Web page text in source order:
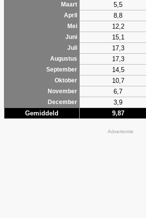
Maart 5,5
April 8,8
Mei 12,2
Juni 15,1
Juli
17,3
Augustus
17,3
September
14,5
Oktober
10,7
November
6,7
December
3,9
Gemiddeld 9,87
Advertentie